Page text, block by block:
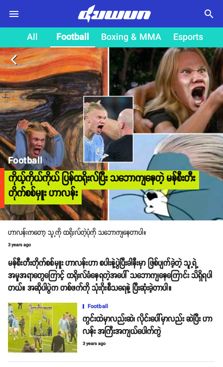
search
All Football Boxing & MMA Esports
arrow_back_ios
Football
ကိုယ့်ကိုယ်ကိုယ် ပြန်ထရိုးလ်ပြီး သဘောကျနေတဲ့ မန်စီးတီး
တိုက်စစ်မှူး ဟာလန်း
ဟာလန်းကတော့ သူ့ကို ထရိုးလ်တဲ့ပုံကို သဘောကျနေတာပါ။
3 years ago
မန်စီးတီးတိုက်စစ်မှူး ဟာလန်းဟာ စပါးနဲ့ပွဲပြီးခါနီးမှာ ဖြစ်ပျက်ခဲ့တဲ့ သူ့ရဲ့
အမူအရာတွေကြောင့် ထရိုးလ်ခံနေရတဲ့အပေါ် သဘောကျနေကြောင်း သိရှိရပါ
တယ်။ အဆိုပါပွဲက တစ်ဖက်ကို သုံးဂိုးစီသရေနဲ့ ပြီးဆုံးခဲ့တာပါ။
Football
ကွင်းထဲမှာလည်းဆဲ၊ လိုင်းပေါ်မှာလည်း ဆဲပြီး ဟာ
လန်း အကြီးအကျယ်ပေါက်ကွဲ
3 years ago